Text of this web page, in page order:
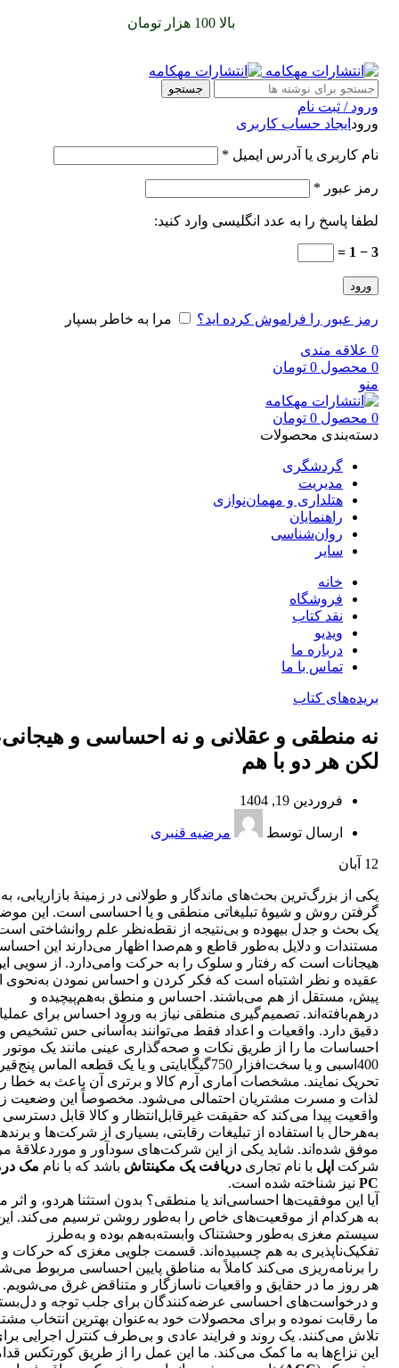
بالا 100 هزار تومان
جستجو
ورود / ثبت نام
ورود ایجاد حساب کاربری
نام کاربری یا آدرس ایمیل *
رمز عبور *
لطفا پاسخ را به عدد انگلیسی وارد کنید:
3 − 1 =
ورود
رمز عبور را فراموش کرده اید؟ مرا به خاطر بسپار
0 علاقه مندی
0 محصول 0 تومان
منو
0 محصول 0 تومان
دسته‌بندی محصولات
گردشگری
مدیریت
هتلداری و مهمان‌نوازی
راهنمایان
روان‌شناسی
سایر
خانه
فروشگاه
نقد کتاب
ویدیو
درباره‌ ما
تماس با ما
بریده‌های کتاب
نه منطقی و عقلانی و نه احساسی و
لکن هر دو با هم
فروردین 19, 1404
ارسال توسط مرضیه قنبری
12 آبان
یکی از بزرگ‌ترین بحث‌های ماندگار و طولانی در زمینۀ بازاریابی،
گرفتن روش و شیوۀ تبلیغاتی منطقی و یا احساسی است. این
یک بحث و جدل بیهوده و بی‌نتیجه از نقطه‌نظر علم روانشاختی
مستندات و دلایل به‌طور قاطع و هم‌صدا اظهار می‌دارند این
هیجانات است که رفتار و سلوک را به حرکت وا‌می‌دارد. از سویی
عقیده و نظر اشتباه است که فکر کردن و احساس نمودن به‌نحوی
پیش، مستقل از هم می‌باشند. احساس و منطق به‌هم‌پیچیده و
درهم‌بافته‌اند. تصمیم‌گیری منطقی نیاز به ورود احساس برای
دقیق دارد. واقعیات و اعداد فقط می‌توانند به‌آسانی حس تشخیص و
احساسات ما را از طریق نکات و صحه‌گذاری عینی مانند یک موتور
400اسبی و یا سخت‌افزار 750گیگابایتی و یا یک قطعه الماس
تحریک نمایند. مشخصات آماری آرم کالا و برتری آن باعث به خطا
لذات و مسرت مشتریان احتمالی می‌شود. مخصوصاً این وضعیت
واقعیت پیدا می‌کند که حقیقت غیرقابل‌انتظار و کالا قابل دسترسی
به‌هرحال با استفاده از تبلیغات رقابتی، بسیاری از شرکت‌ها و
موفق شده‌اند. شاید یکی از این شرکت‌های سودآور و موردعلاقۀ
شرکت اپل با نام تجاری دریافت یک مکینتاش باشد که با نام مک
PC نیز شناخته شده است.
آیا این موفقیت‌ها احساسی‌اند یا منطقی؟ بدون استثنا هردو، و اثر
به هرکدام از موقعیت‌های خاص را به‌طور روشن ترسیم می‌کند.
سیستم مغزی به‌طور وحشتناک وابسته‌به‌هم بوده و به‌طرز
تفکیک‌ناپذیری به هم چسبیده‌اند. قسمت جلویی مغزی که حرکات و
را برنامه‌ریزی می‌کند کاملاً به مناطق پایین احساسی مربوط
هر روز ما در حقایق و واقعیات ناسازگار و متناقض غرق می‌شویم.
و درخواست‌های احساسی عرضه‌کنندگان برای جلب توجه و
ما رقابت نموده و برای محصولات خود به‌عنوان بهترین انتخاب
تلاش می‌کنند. یک روند و فرایند عادی و بی‌طرف کنترل اجرایی
این نزاع‌ها به ما کمک می‌کند. ما این عمل را از طریق کورتکس